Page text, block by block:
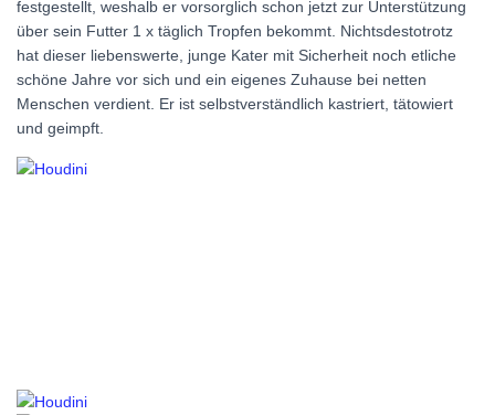
festgestellt, weshalb er vorsorglich schon jetzt zur Unterstützung
über sein Futter 1 x täglich Tropfen bekommt. Nichtsdestotrotz
hat dieser liebenswerte, junge Kater mit Sicherheit noch etliche
schöne Jahre vor sich und ein eigenes Zuhause bei netten
Menschen verdient. Er ist selbstverständlich kastriert, tätowiert
und geimpft.